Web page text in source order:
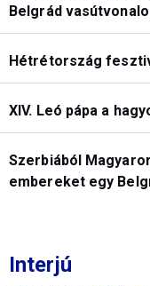
Belgrád
Hétrétország
XIV. Leó pápa a
Szerbiából
embereket egy
Interjú